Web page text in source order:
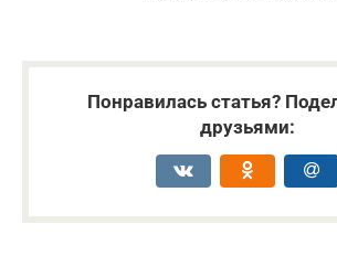
Понравилась статья?
друзьями: